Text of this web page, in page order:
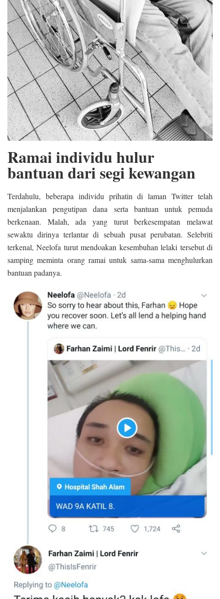
Ramai individu hulur
bantuan dari segi kewangan
Terdahulu, beberapa individu prihatin di laman Twitter telah
menjalankan pengutipan dana serta bantuan untuk pemuda
berkenaan. Malah, ada yang turut berkesempatan melawat
sewaktu dirinya terlantar di sebuah pusat perubatan. Selebriti
terkenal, Neelofa turut mendoakan kesembuhan lelaki tersebut di
samping meminta orang ramai untuk sama-sama menghulurkan
bantuan padanya.